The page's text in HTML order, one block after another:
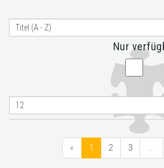
Nur
« 1 2 3 ...